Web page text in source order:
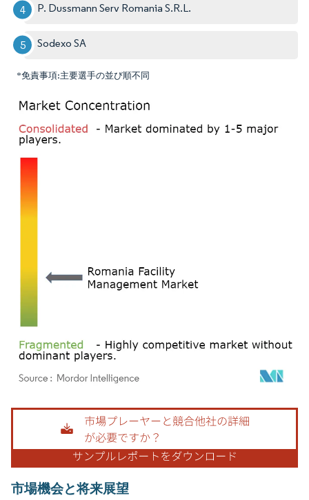
P. Dussmann Serv Romania S.R.L.
Sodexo SA
*免責事項:主要選手の並び順不同
画像 © Mordor Intelligence。再利用にはCC BY 4.0の表示が必要です。
市場機会と将来展望